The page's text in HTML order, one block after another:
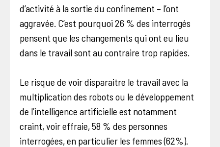
d’activité à la sortie du confinement – l’ont
aggravée. C’est pourquoi 26 % des interrogés
pensent que les changements qui ont eu lieu
dans le travail sont au contraire trop rapides.
Le risque de voir disparaitre le travail avec la
multiplication des robots ou le développement
de l’intelligence artificielle est notamment
craint, voir effraie, 58 % des personnes
interrogées, en particulier les femmes (62%).